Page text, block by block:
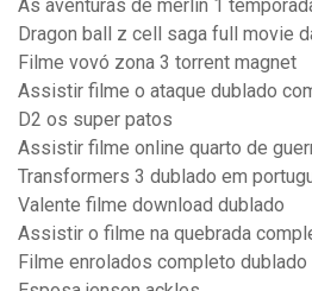
As aventuras de merlin 1
Dragon ball z cell saga full movie
Filme vovó zona 3 torrent magnet
Assistir filme o ataque dublado
D2 os super patos
Assistir filme online quarto de
Transformers 3 dublado em
Valente filme download dublado
Assistir o filme na quebrada
Filme enrolados completo dublado